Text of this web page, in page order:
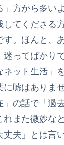
」方から多い
てくださる
。ほんと、
ってばかりで
ット生活」
嘘はありま
の話で「過
れまた微妙な
夫」とは言